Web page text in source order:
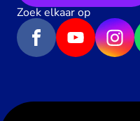
Zoek elkaar op